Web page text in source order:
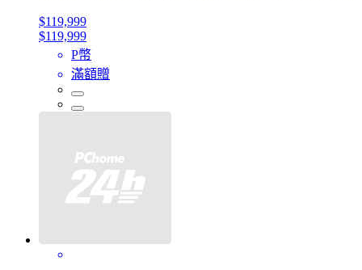
$119,999
$119,999
P幣
滿額贈